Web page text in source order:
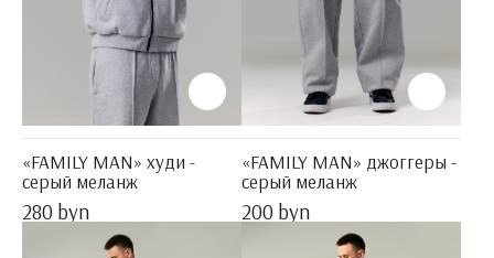
«FAMILY MAN» худи -
серый меланж
280 byn
«FAMILY MAN» джоггеры -
серый меланж
200 byn